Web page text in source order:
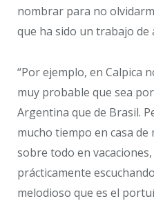
nombrar para no
que ha sido un trabajo de
“Por ejemplo, en Calpica
muy probable que sea
Argentina que de Brasil.
mucho tiempo en casa
sobre todo en
prácticamente
melodioso que es el